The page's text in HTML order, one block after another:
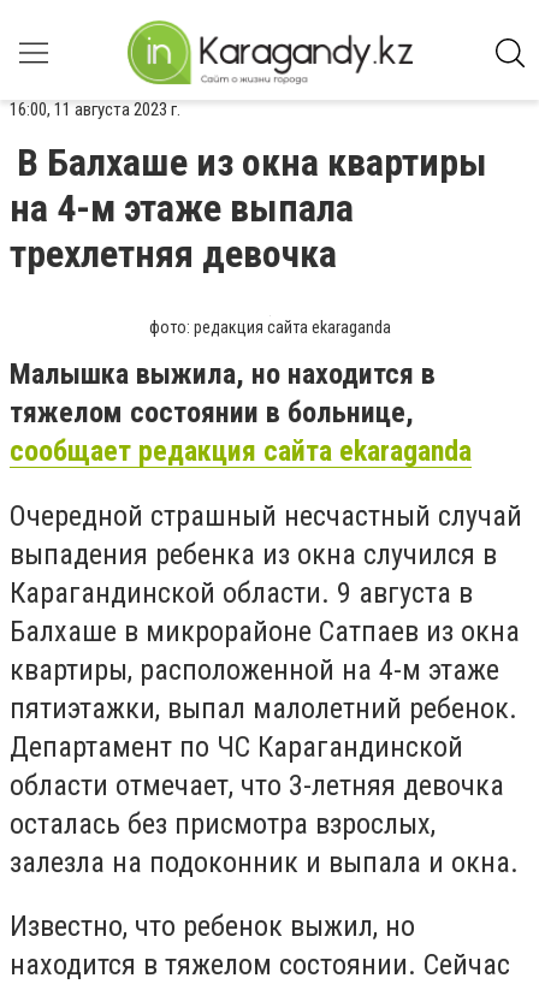
16:00, 11 августа 2023 г.
В Балхаше из окна квартиры
на 4-м этаже выпала
трехлетняя девочка
фото: редакция сайта ekaraganda
Малышка выжила, но находится в
тяжелом состоянии в больнице,
сообщает редакция сайта ekaraganda
Очередной страшный несчастный случай
выпадения ребенка из окна случился в
Карагандинской области. 9 августа в
Балхаше в микрорайоне Сатпаев из окна
квартиры, расположенной на 4-м этаже
пятиэтажки, выпал малолетний ребенок.
Департамент по ЧС Карагандинской
области отмечает, что 3-летняя девочка
осталась без присмотра взрослых,
залезла на подоконник и выпала и окна.
Известно, что ребенок выжил, но
находится в тяжелом состоянии. Сейчас